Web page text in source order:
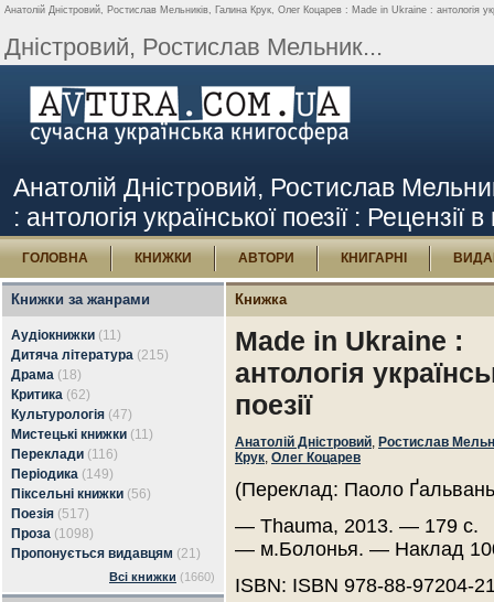
Анатолій Дністровий, Ростислав Мельників, Галина Крук, Олег Коцарев : Made in Ukraine : антологія
Дністровий, Ростислав Мельник...
Анатолій Дністровий, Ростислав
: антологія української поезії : Рецензії в
ГОЛОВНА КНИЖКИ АВТОРИ КНИГАРНІ
Книжки за жанрами
Аудіокнижки (11)
Дитяча література (215)
Драма (18)
Критика (62)
Культурологія (47)
Мистецькі книжки (11)
Переклади (116)
Періодика (149)
Піксельні книжки (56)
Поезія (517)
Проза (1098)
Пропонується видавцям (21)
Всі книжки (1660)
Книжка
Made in Ukraine :
антологія
поезії
Анатолій Дністровий, Ростислав
Крук, Олег Коцарев
(Переклад: Паоло
— Thauma, 2013. — 179 с.
— м.Болонья. — Наклад
ISBN: ISBN 978-88-97204-